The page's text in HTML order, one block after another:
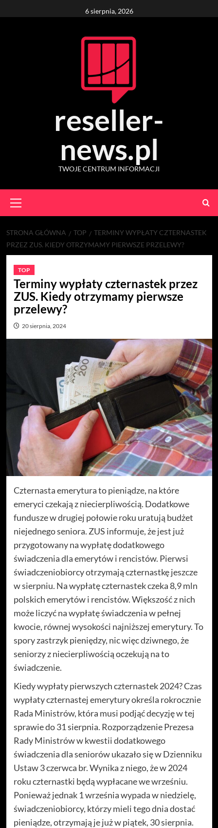
to
6 sierpnia, 2026
reseller-
news.pl
TWOJE CENTRUM INFORMACJI
Menu
STRONA GŁÓWNA TOP
TERMINY WYPŁATY CZTERNASTEK
PRZEZ ZUS. KIEDY OTRZYMAMY PIERWSZE PRZELEWY?
TOP
Terminy wypłaty czternastek przez
ZUS. Kiedy otrzymamy pierwsze
przelewy?
20 sierpnia, 2024
Czternasta emerytura to pieniądze, na które
emeryci czekają z niecierpliwością. Dodatkowe
fundusze w drugiej połowie roku uratują budżet
niejednego seniora. ZUS informuje, że jest już
przygotowany na wypłatę dodatkowego
świadczenia dla emerytów i rencistów. Pierwsi
świadczeniobiorcy otrzymają czternastkę jeszcze
w sierpniu. Na wypłatę czternastek czeka 8,9 mln
polskich emerytów i rencistów. Większość z nich
może liczyć na wypłatę świadczenia w pełnej
kwocie, równej wysokości najniższej emerytury. To
spory zastrzyk pieniędzy, nic więc dziwnego, że
seniorzy z niecierpliwością oczekują na to
świadczenie.
Kiedy wypłaty pierwszych czternastek 2024? Czas
wypłaty czternastej emerytury określa rokrocznie
Rada Ministrów, która musi podjąć decyzję w tej
sprawie do 31 sierpnia. Rozporządzenie Prezesa
Rady Ministrów w kwestii dodatkowego
świadczenia dla seniorów ukazało się w Dzienniku
Ustaw 3 czerwca br. Wynika z niego, że w 2024
roku czternastki będą wypłacane we wrześniu.
Ponieważ jednak 1 września wypada w niedzielę,
świadczeniobiorcy, którzy mieli tego dnia dostać
pieniądze, otrzymają je już w piątek, 30 sierpnia.